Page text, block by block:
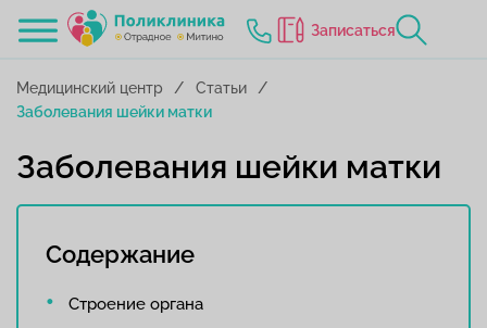
Записаться
Медицинский центр
Статьи
Заболевания шейки матки
Заболевания шейки матки
Содержание
Строение органа